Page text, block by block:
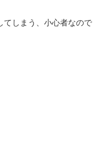
てしまう、小心者なので